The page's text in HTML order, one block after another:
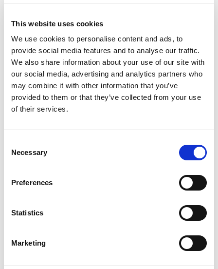
This website uses cookies
We use cookies to personalise content and ads, to
provide social media features and to analyse our traffic.
We also share information about your use of our site with
our social media, advertising and analytics partners who
may combine it with other information that you’ve
provided to them or that they’ve collected from your use
of their services.
Selection
Necessary
Preferences
Statistics
Marketing
Disponibile per:
Controllo SAFE: versione disponibile
Predisposto per Servo-
pinza
versione disponibile
Cosa può fare
Asservimento macchine
Sigillatura cosmetica
Misurazione/collaudo